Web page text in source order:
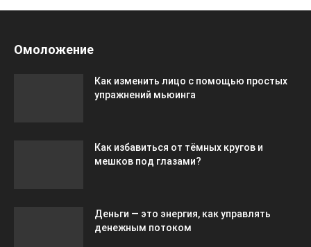
Омоложение
Как изменить лицо с помощью простых
упражнений мьюинга
Как избавиться от тёмных кругов и
мешков под глазами?
Деньги — это энергия, как управлять
денежным потоком